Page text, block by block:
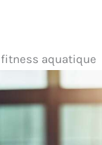
aquatique